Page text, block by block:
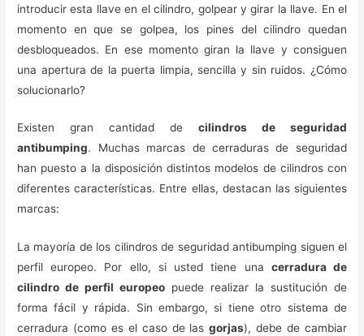
introducir esta llave en el cilindro, golpear y girar la llave. En el
momento en que se golpea, los pines del cilindro quedan
desbloqueados. En ese momento giran la llave y consiguen
una apertura de la puerta limpia, sencilla y sin ruidos. ¿Cómo
solucionarlo?
Existen gran cantidad de cilindros de seguridad
antibumping. Muchas marcas de cerraduras de seguridad
han puesto a la disposición distintos modelos de cilindros con
diferentes características. Entre ellas, destacan las siguientes
marcas:
La mayoría de los cilindros de seguridad antibumping siguen el
perfil europeo. Por ello, si usted tiene una cerradura de
cilindro de perfil europeo puede realizar la sustitución de
forma fácil y rápida. Sin embargo, si tiene otro sistema de
cerradura (como es el caso de lasgorjas), debe de cambiar